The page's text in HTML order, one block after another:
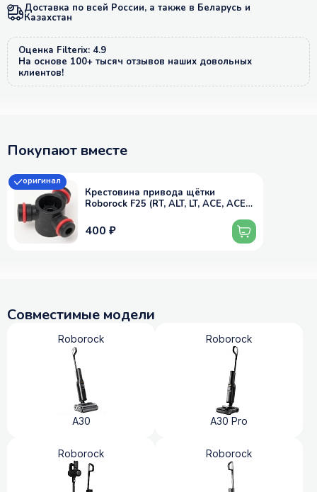
Доставка по всей России, а также в Беларусь и
Казахстан
Оценка Filterix: 4.9
На основе 100+ тысяч отзывов наших довольных
клиентов!
Покупают вместе
Крестовина привода щётки
Roborock F25 (RT, ALT, LT, ACE, ACE
Combo)
оригинал
400 ₽
Совместимые модели
Roborock
A30
Roborock
A30 Pro
Roborock Roborock